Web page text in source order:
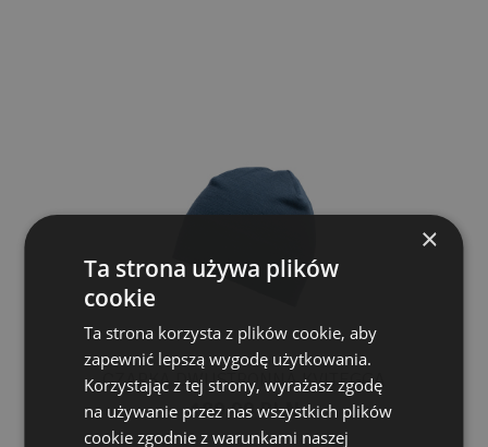
CZAPKA DWUSTRONNA KVITEGGA
189,00 PLN
×
Ta strona używa plików
cookie
Ta strona korzysta z plików cookie, aby
zapewnić lepszą wygodę użytkowania.
Korzystając z tej strony, wyrażasz zgodę
na używanie przez nas wszystkich plików
cookie zgodnie z warunkami naszej